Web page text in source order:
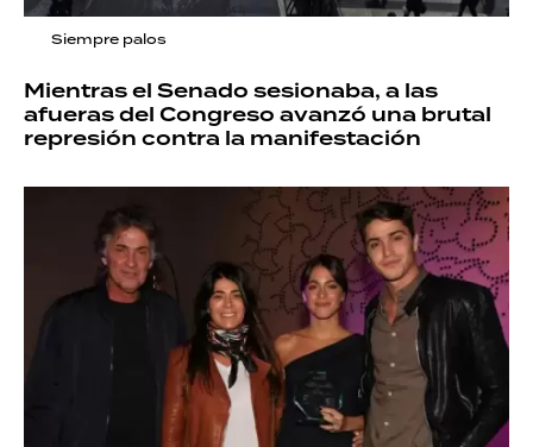
Siempre palos
Mientras el Senado sesionaba, a las
afueras del Congreso avanzó una brutal
represión contra la manifestación